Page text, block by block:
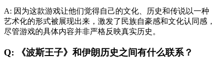
A: 因为这款游戏让他们觉得自己的文化、历史和传说以一种
艺术化的形式被展现出来，激发了民族自豪感和文化认同感，
尽管游戏的具体内容并非严格反映真实历史。
Q: 《波斯王子》和伊朗历史之间有什么联系？